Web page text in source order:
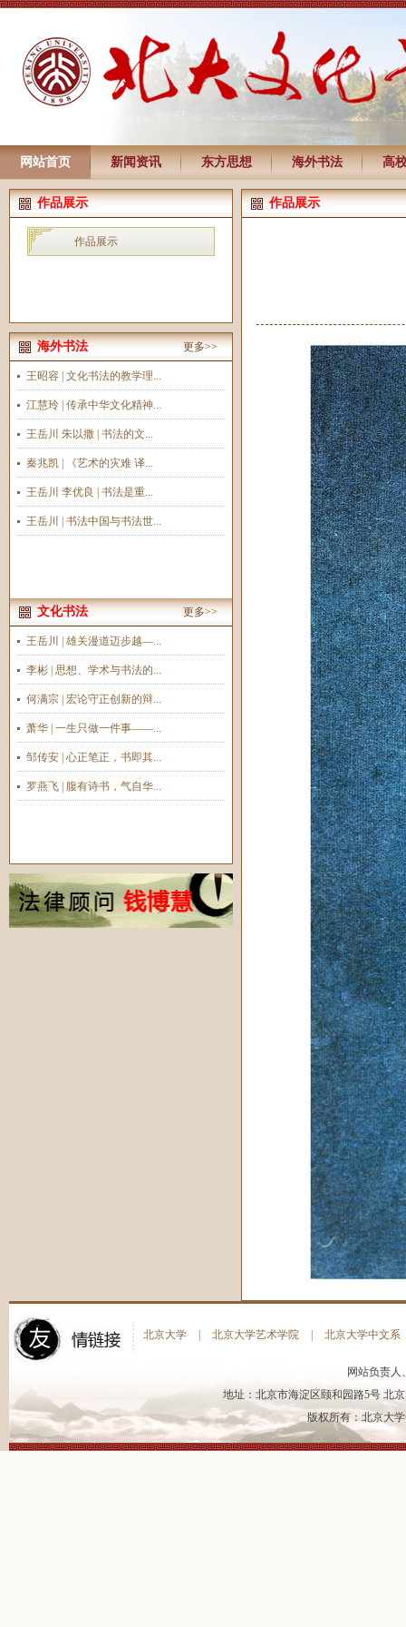
网站首页 新闻资讯 东方思想 海外书法 高
作品展示
作品展示
海外书法 更多>>
王昭容 | 文化书法的教学理...
江慧玲 | 传承中华文化精神...
王岳川 朱以撒 | 书法的文...
秦兆凯 | 《艺术的灾难 译...
王岳川 李优良 | 书法是重...
王岳川 | 书法中国与书法世...
文化书法 更多>>
王岳川 | 雄关漫道迈步越—...
李彬 | 思想、学术与书法的...
何满宗 | 宏论守正创新的辩...
萧华 | 一生只做一件事——...
邹传安 | 心正笔正，书即其...
罗燕飞 | 腹有诗书，气自华...
作品展示
北京大学 北京大学艺术学院 北京大学中文系
网站负责
地址：北京市海淀区颐和园路5号 北
版权所有：北京大